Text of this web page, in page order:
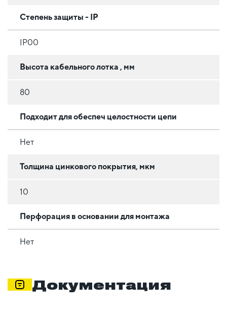
Степень защиты - IP
IP00
Высота кабельного лотка , мм
80
Подходит для обеспеч целостности цепи
Нет
Толщина цинкового покрытия, мкм
10
Перфорация в основании для монтажа
Нет
Документация